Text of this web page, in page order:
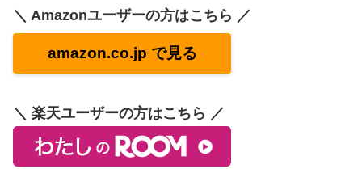
＼ Amazonユーザーの方はこちら ／
amazon.co.jp で見る
＼ 楽天ユーザーの方はこちら ／